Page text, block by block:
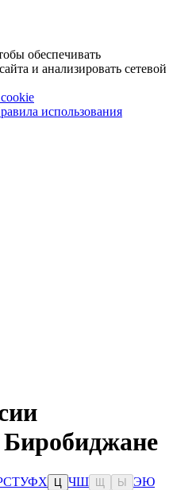
обеспечивать
и анализировать сетевой
использования
СТУФХ ЧШ Ы ЭЮ